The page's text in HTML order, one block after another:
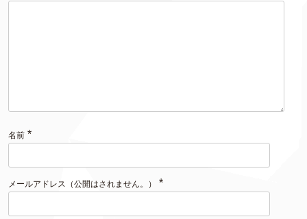
名前 *
メールアドレス（公開はされません。） *